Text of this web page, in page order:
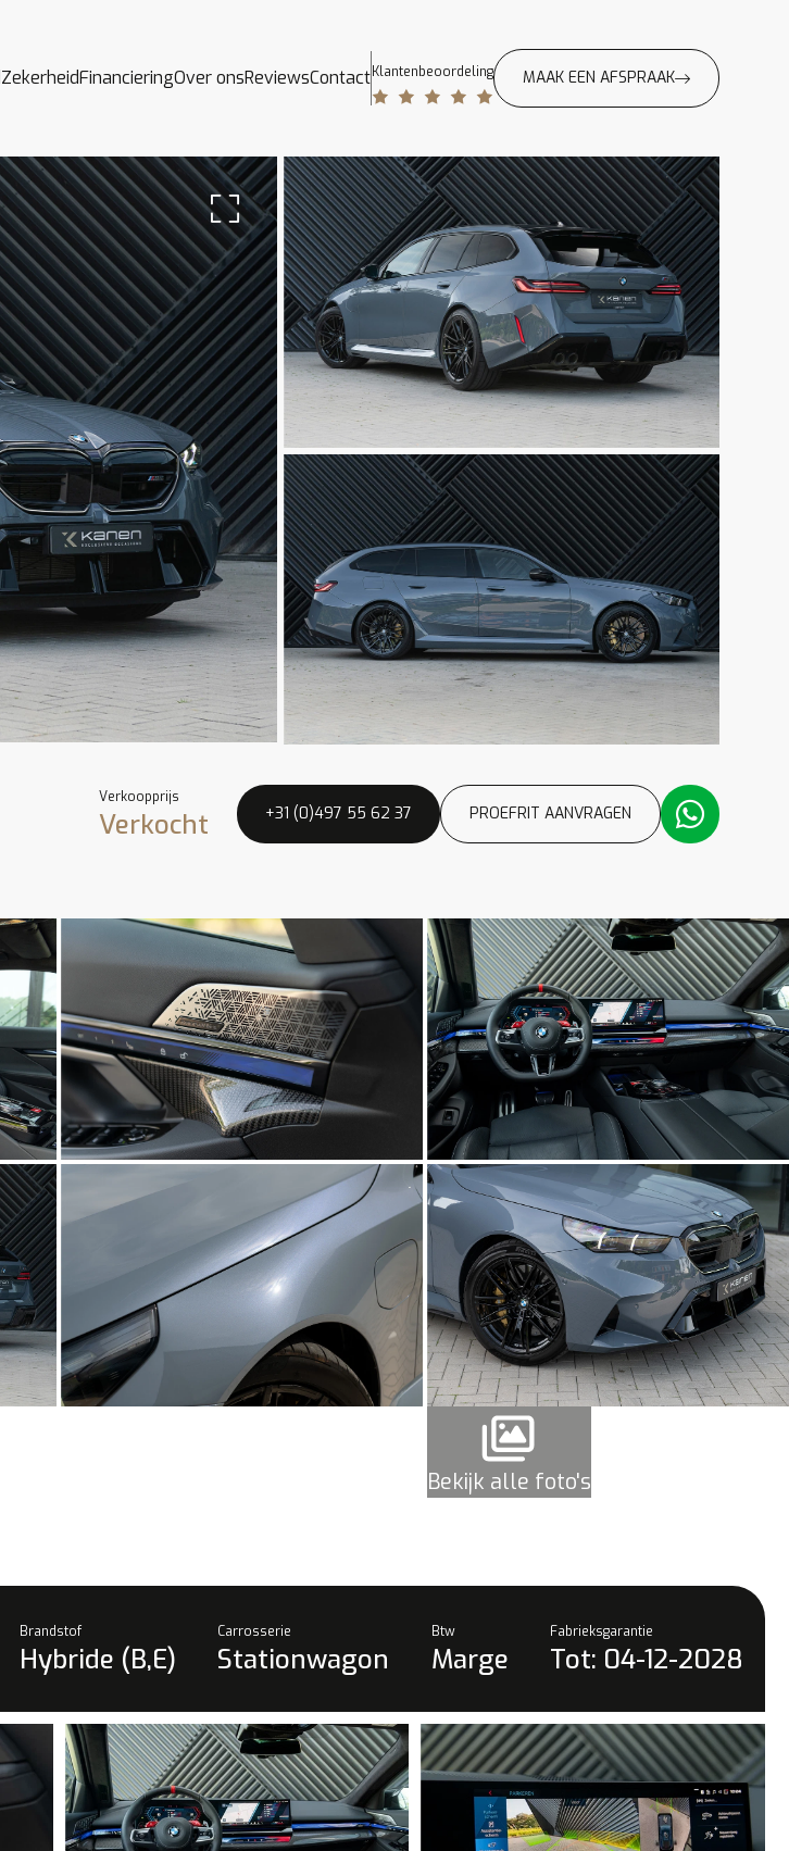
ZekerheidFinancieringOver onsReviewsContactKlantenbeoordeling MAAK EEN AFSPRAAK
Verkoopprijs
Verkocht +31 (0)497 55 62 37 PROEFRIT AANVRAGEN
Bekijk alle foto's
Brandstof
Hybride (B,E)
Carrosserie
Stationwagon
Btw
Marge
Fabrieksgarantie
Tot: 04-12-2028